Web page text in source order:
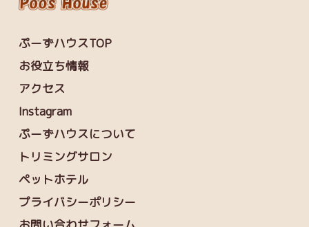
ぷーずハウスTOP
お役立ち情報
アクセス
Instagram
ぷーずハウスについて
トリミングサロン
ペットホテル
プライバシーポリシー